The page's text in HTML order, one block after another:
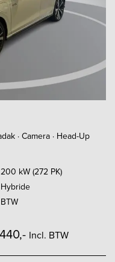
· Camera · Head-Up
200 kW (272 PK)
Hybride
BTW
Incl. BTW